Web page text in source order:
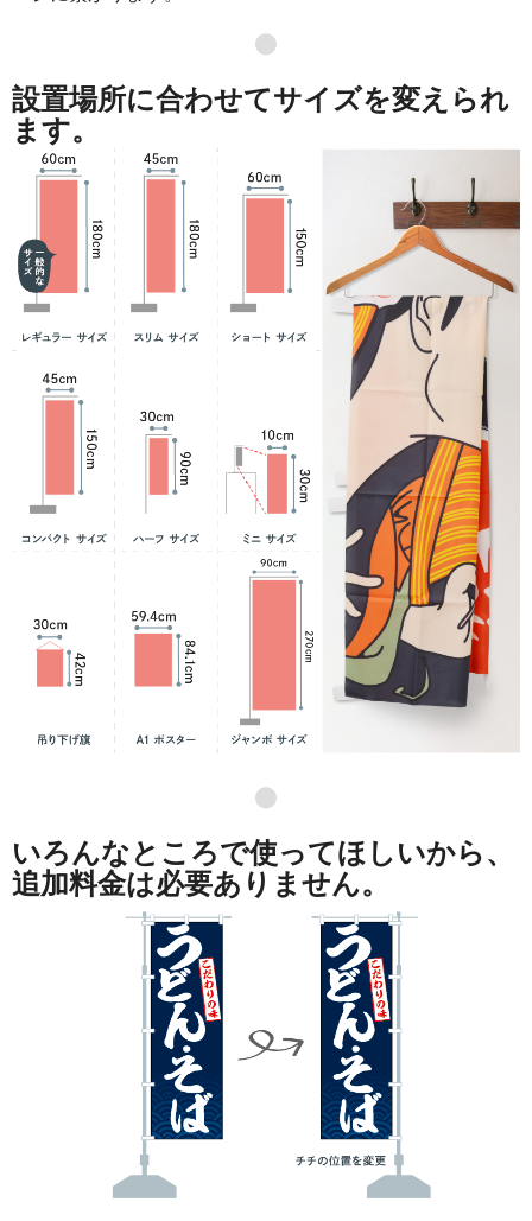
50 868 43400
●
設置場所に合わせてサイズを変えられ
ます。
●
いろんなところで使ってほしいから、
追加料金は必要ありません。